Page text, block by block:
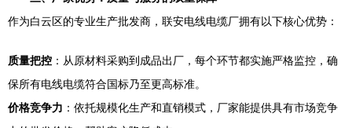
作为白云区的专业生产批发商，联安电线电缆厂拥有以下核心优势：
质量把控 ：从原材料采购到成品出厂，每个环节都实施严格监控，确
保所有电线电缆符合国标乃至更高标准。
价格竞争力 ：依托规模化生产和直销模式，厂家能提供具有市场竞争